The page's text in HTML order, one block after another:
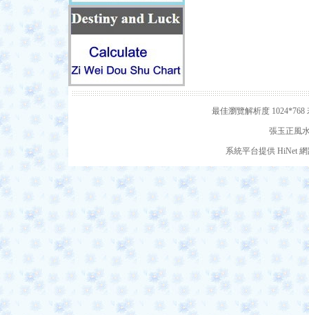
最佳瀏覽解析度
張玉正風
系統平台提供 HiNet